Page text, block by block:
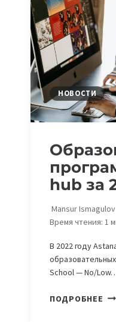
НОВОСТИ
hub за
Mansur Ismagulov
Время чтения: 1
В 2022 году
School — No/
ПОДРОБНЕЕ